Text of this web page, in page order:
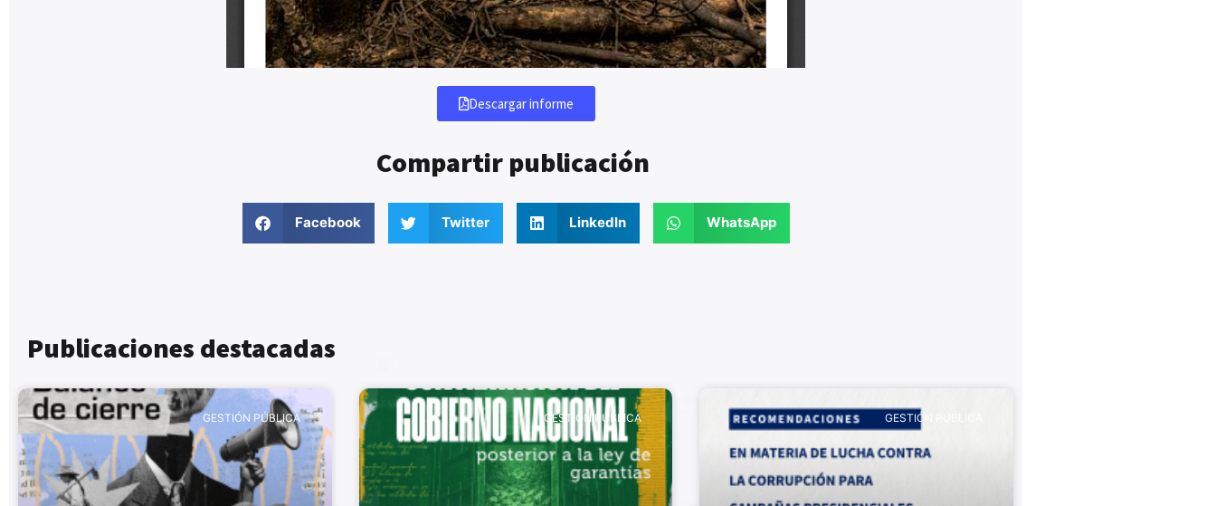
Descargar informe
Compartir publicación
Facebook Twitter LinkedIn WhatsApp
Publicaciones destacadas
GESTIÓN PÚBLICA GESTIÓN PÚBLICA GESTIÓN PÚBLICA